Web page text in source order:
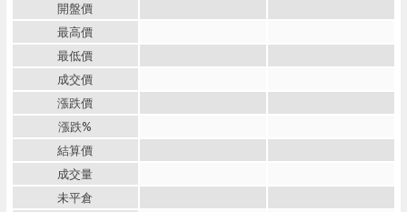
開盤價
最高價
最低價
成交價
漲跌價
漲跌%
結算價
成交量
未平倉